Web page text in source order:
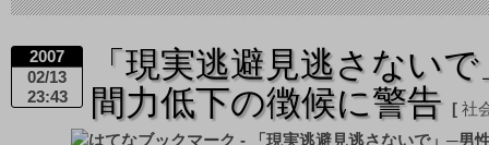
2007
02/13
23:43
「現実逃避見逃さない
間力低下の徴候に警告
社